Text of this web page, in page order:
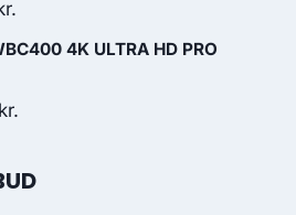
7,499.00 kr..
price4K ULTRA HD PRO
kr.
is: